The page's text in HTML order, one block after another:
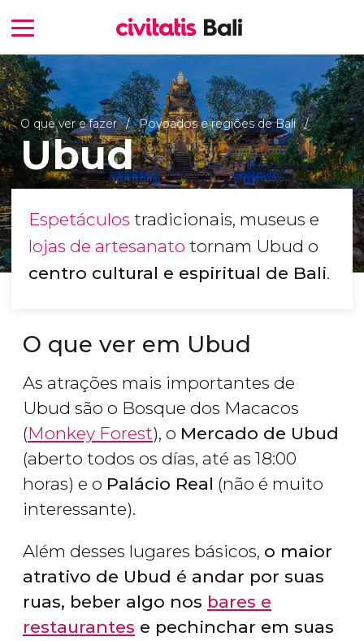
O que ver e fazer Povoados e regiões de Bali
Ubud
Espetáculos tradicionais, museus e
lojas de artesanato tornam Ubud o
centro cultural e espiritual de Bali.
O que ver em Ubud
As atrações mais importantes de
Ubud são o Bosque dos Macacos
(Monkey Forest), o Mercado de Ubud
(aberto todos os días, até as 18:00
horas) e o Palácio Real (não é muito
interessante).
Além desses lugares básicos, o maior
atrativo de Ubud é andar por suas
ruas, beber algo nos bares e
restaurantes e pechinchar em suas